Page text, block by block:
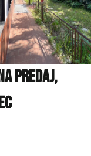
predaj,